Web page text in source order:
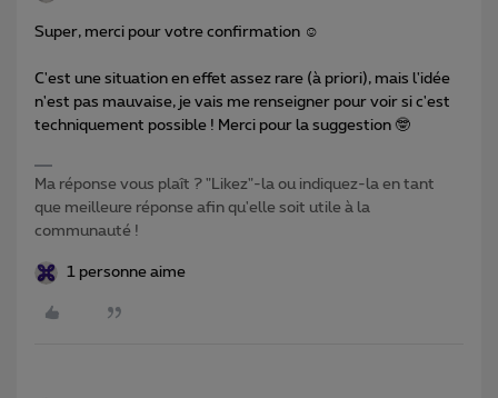
Super, merci pour votre confirmation ☺️
C'est une situation en effet assez rare (à priori), mais l'idée
n'est pas mauvaise, je vais me renseigner pour voir si c'est
techniquement possible ! Merci pour la suggestion 🤓
Ma réponse vous plaît ? "Likez"-la ou indiquez-la en tant
que meilleure réponse afin qu'elle soit utile à la
communauté !
1 personne aime